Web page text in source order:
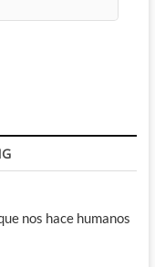
nos hace humanos